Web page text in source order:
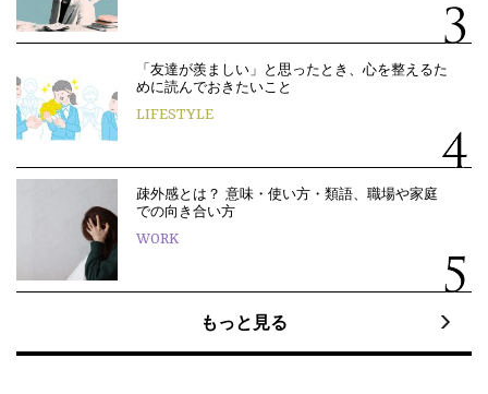
「友達が羨ましい」と思ったとき、心を整えるた
めに読んでおきたいこと
LIFESTYLE
疎外感とは？ 意味・使い方・類語、職場や家庭
での向き合い方
WORK
もっと見る